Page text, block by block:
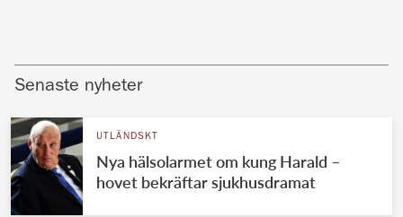
Senaste nyheter
UTLÄNDSKT
Nya hälsolarmet om kung Harald –
hovet bekräftar sjukhusdramat